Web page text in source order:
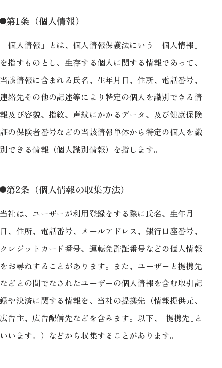
第1条（個人情報）
「個人情報」とは、個人情報保護法にいう「個人情報」
を指すものとし、生存する個人に関する情報であって、
当該情報に含まれる氏名、生年月日、住所、電話番号、
連絡先その他の記述等により特定の個人を識別できる情
報及び容貌、指紋、声紋にかかるデータ、及び健康保険
証の保険者番号などの当該情報単体から特定の個人を識
別できる情報（個人識別情報）を指します。
第2条（個人情報の収集方法）
当社は、ユーザーが利用登録をする際に氏名、生年月
日、住所、電話番号、メールアドレス、銀行口座番号、
クレジットカード番号、運転免許証番号などの個人情報
をお尋ねすることがあります。また、ユーザーと提携先
などとの間でなされたユーザーの個人情報を含む取引記
録や決済に関する情報を、当社の提携先（情報提供元、
広告主、広告配信先などを含みます。以下、｢提携先｣と
いいます。）などから収集することがあります。